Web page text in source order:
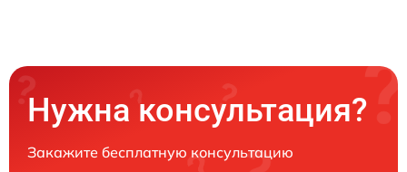
Нужна консультация?
Закажите бесплатную консультацию